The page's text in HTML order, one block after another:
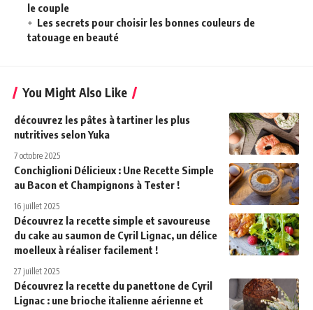
le couple
Les secrets pour choisir les bonnes couleurs de
tatouage en beauté
You Might Also Like
découvrez les pâtes à tartiner les plus
nutritives selon Yuka
7 octobre 2025
Conchiglioni Délicieux : Une Recette Simple
au Bacon et Champignons à Tester !
16 juillet 2025
Découvrez la recette simple et savoureuse
du cake au saumon de Cyril Lignac, un délice
moelleux à réaliser facilement !
27 juillet 2025
Découvrez la recette du panettone de Cyril
Lignac : une brioche italienne aérienne et